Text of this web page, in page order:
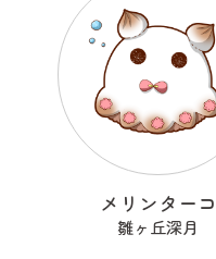
メリンターコ
雛ヶ丘深月